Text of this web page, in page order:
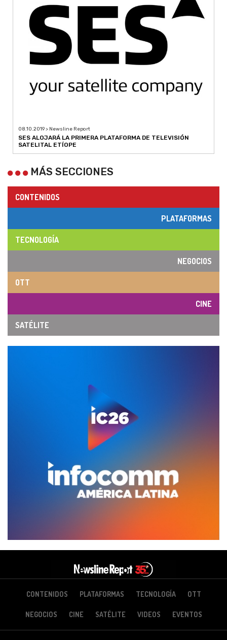
08.10.2019 > Newsline Report
SES ALOJARÁ LA PRIMERA PLATAFORMA DE TELEVISIÓN
SATELITAL ETÍOPE
MÁS SECCIONES
CONTENIDOS
PLATAFORMAS
TECNOLOGÍA
NEGOCIOS
OTT
CINE
SATÉLITE
CONTENIDOS PLATAFORMAS TECNOLOGÍA OTT
NEGOCIOS CINE SATÉLITE VIDEOS EVENTOS